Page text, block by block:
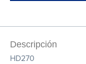
Descripción
HD270